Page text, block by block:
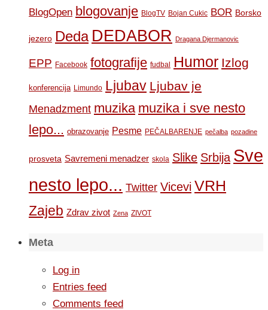
BlogOpen blogovanje BlogTV Bojan Cukic BOR Borsko
jezero Deda DEDABOR Dragana Djermanovic
EPP Facebook fotografije fudbal Humor Izlog
konferencija Limundo Ljubav Ljubav je
Menadzment muzika muzika i sve nesto
lepo... obrazovanje Pesme PEČALBARENJE pečalba pozadine
prosveta Savremeni menadzer skola Slike Srbija Sve
nesto lepo... Twitter Vicevi VRH
Zajeb Zdrav zivot Zena ZIVOT
Meta
Log in
Entries feed
Comments feed